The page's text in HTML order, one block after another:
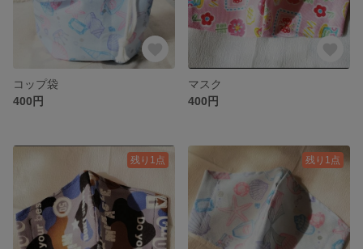
コップ袋
400円
マスク
400円
残り1点 残り1点